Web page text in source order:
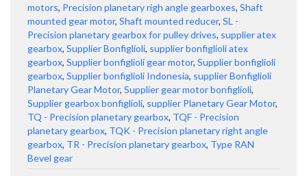
motors, Precision planetary righ angle gearboxes, Shaft
mounted gear motor, Shaft mounted reducer, SL -
Precision planetary gearbox for pulley drives, supplier atex
gearbox, Supplier Bonfiglioli, supplier bonfiglioli atex
gearbox, Supplier bonfiglioli gear motor, Supplier bonfiglioli
gearbox, Supplier bonfiglioli Indonesia, supplier Bonfiglioli
Planetary Gear Motor, Supplier gear motor bonfiglioli,
Supplier gearbox bonfiglioli, supplier Planetary Gear Motor,
TQ - Precision planetary gearbox, TQF - Precision
planetary gearbox, TQK - Precision planetary right angle
gearbox, TR - Precision planetary gearbox, Type RAN
Bevel gear